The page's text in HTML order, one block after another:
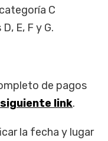
C
E, F y G.
de pagos
siguiente link.
la fecha y lugar